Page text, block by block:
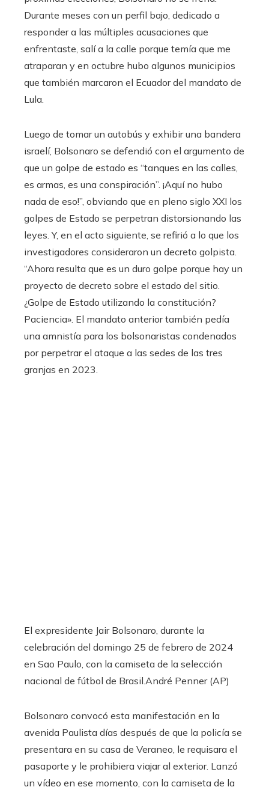
Durante meses con un perfil bajo, dedicado a
responder a las múltiples acusaciones que
enfrentaste, salí a la calle porque temía que me
atraparan y en octubre hubo algunos municipios
que también marcaron el Ecuador del mandato de
Lula.
Luego de tomar un autobús y exhibir una bandera
israelí, Bolsonaro se defendió con el argumento de
que un golpe de estado es “tanques en las calles,
es armas, es una conspiración”. ¡Aquí no hubo
nada de eso!”, obviando que en pleno siglo XXI los
golpes de Estado se perpetran distorsionando las
leyes. Y, en el acto siguiente, se refirió a lo que los
investigadores consideraron un decreto golpista.
“Ahora resulta que es un duro golpe porque hay un
proyecto de decreto sobre el estado del sitio.
¿Golpe de Estado utilizando la constitución?
Paciencia». El mandato anterior también pedía
una amnistía para los bolsonaristas condenados
por perpetrar el ataque a las sedes de las tres
granjas en 2023.
El expresidente Jair Bolsonaro, durante la
celebración del domingo 25 de febrero de 2024
en Sao Paulo, con la camiseta de la selección
nacional de fútbol de Brasil.André Penner (AP)
Bolsonaro convocó esta manifestación en la
avenida Paulista días después de que la policía se
presentara en su casa de Veraneo, le requisara el
pasaporte y le prohibiera viajar al exterior. Lanzó
un vídeo en ese momento, con la camiseta de la